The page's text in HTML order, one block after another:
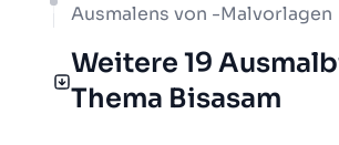
Ausmalens von -Malvorlagen
Weitere 19
Thema Bisasam